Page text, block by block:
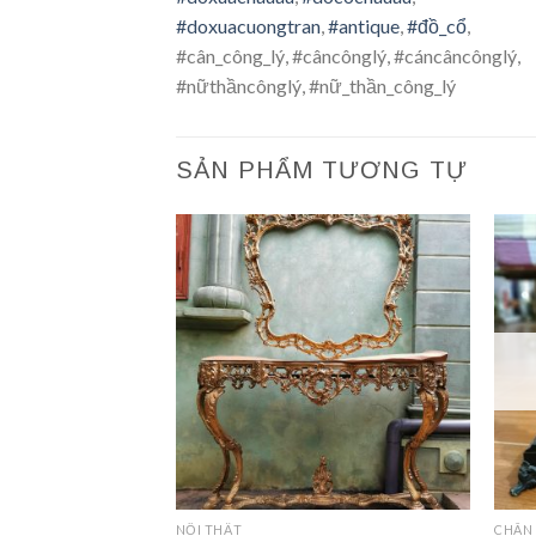
#doxuacuongtran,#antique,#đồ_cổ,
#cân_công_lý, #câncônglý, #cáncâncônglý,
#nữthầncônglý, #nữ_thần_công_lý
SẢN PHẨM TƯƠNG TỰ
NỘI THẤT CHÂN